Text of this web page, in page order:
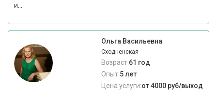
и...
Ольга Васильевна
Сходненская
Возраст:61 год
Опыт:5 лет
Цена услуги:от 4000 руб/выход